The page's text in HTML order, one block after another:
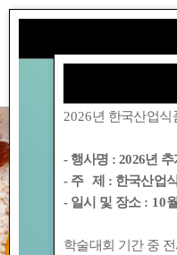
2026년 한국산업
- 행사명 : 2026년
- 주 제 : 한국산업
- 일시 및 장소 : 10월
학술대회 기간 중 전